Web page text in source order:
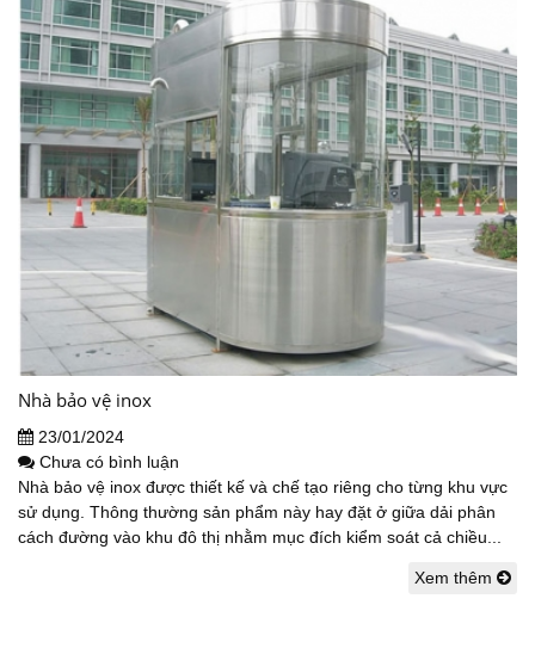
Nhà bảo vệ inox
23/01/2024
Chưa có bình luận
Nhà bảo vệ inox được thiết kế và chế tạo riêng cho từng khu vực
sử dụng. Thông thường sản phẩm này hay đặt ở giữa dải phân
cách đường vào khu đô thị nhằm mục đích kiểm soát cả chiều...
Xem thêm